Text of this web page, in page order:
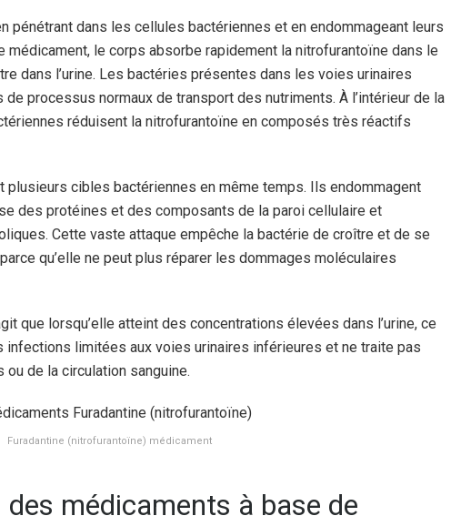
pénétrant dans les cellules bactériennes et en endommageant leurs
médicament, le corps absorbe rapidement la nitrofurantoïne dans le
dans l’urine. Les bactéries présentes dans les voies urinaires
processus normaux de transport des nutriments. À l’intérieur de la
réduisent la nitrofurantoïne en composés très réactifs
cibles bactériennes en même temps. Ils endommagent
des protéines et des composants de la paroi cellulaire et
Cette vaste attaque empêche la bactérie de croître et de se
qu’elle ne peut plus réparer les dommages moléculaires
que lorsqu’elle atteint des concentrations élevées dans l’urine, ce
infections limitées aux voies urinaires inférieures et ne traite pas
de la circulation sanguine.
Furadantine (nitrofurantoïne) médicament
médicaments à base de